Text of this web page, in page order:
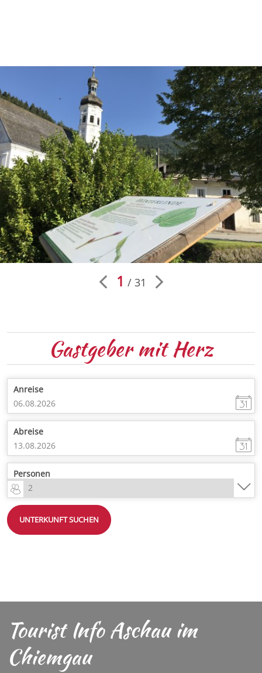
1 31
Gastgebermit Herz
Anreise
Abreise
Personen
UNTERKUNFT SUCHEN
Tourist Info Aschau im
Chiemgau